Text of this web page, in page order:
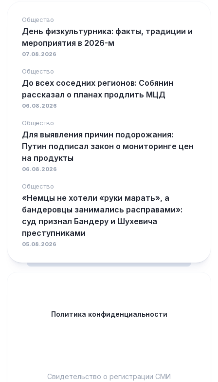
Общество
День физкультурника: факты, традиции и
мероприятия в 2026-м
07.08.2026
Общество
До всех соседних регионов: Собянин
рассказал о планах продлить МЦД
06.08.2026
Общество
Для выявления причин подорожания:
Путин подписал закон о мониторинге цен
на продукты
06.08.2026
Общество
«Немцы не хотели «руки марать», а
бандеровцы занимались расправами»:
суд признал Бандеру и Шухевича
преступниками
05.08.2026
Политика конфиденциальности
Свидетельство о регистрации СМИ